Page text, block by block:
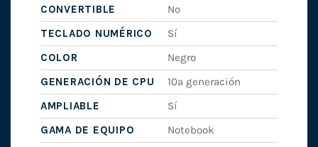
CONVERTIBLE
No
TECLADO NUMÉRICO
Sí
COLOR
Negro
GENERACIÓN DE CPU
10ª generación
AMPLIABLE
Sí
GAMA DE EQUIPO
Notebook